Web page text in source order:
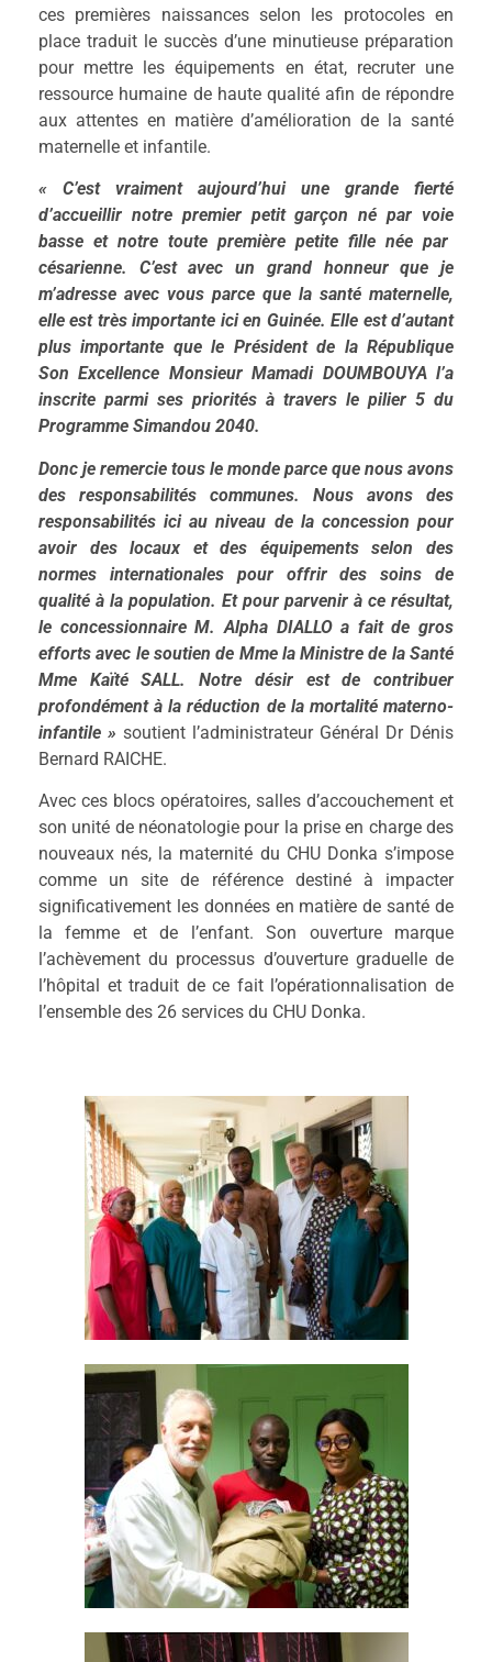
ces premières naissances selon les protocoles en
place traduit le succès d’une minutieuse préparation
pour mettre les équipements en état, recruter une
ressource humaine de haute qualité afin de répondre
aux attentes en matière d’amélioration de la santé
maternelle et infantile.
« C’est vraiment aujourd’hui une grande fierté
d’accueillir notre premier petit garçon né par voie
basse et notre toute première petite fille née par
césarienne. C’estavec un grand honneur que je
m’adresse avec vous parce que la santé maternelle,
elle est très importante ici en Guinée. Elle est d’autant
plus importante que le Président de la République
Son Excellence Monsieur Mamadi DOUMBOUYA l’a
inscrite parmi ses priorités à travers le pilier 5 du
Programme Simandou 2040.
Donc je remercie tous le monde parce que nous avons
des responsabilités communes. Nous avons des
responsabilités ici au niveau de la concession pour
avoir des locaux
et des équipements selon des
normes internationalespour offrir des soins de
qualité à la population. Et pour parvenir à ce résultat,
le concessionnaire M. Alpha DIALLO a fait de gros
efforts avec le soutien de Mme la Ministre de la Santé
Mme Kaïté SALL. Notre désir est de contribuer
profondément à la réduction de la mortalité materno-
infantile » soutient l’administrateur Général Dr Dénis
Bernard RAICHE.
Avec ces blocs opératoires, salles d’accouchement et
son unité de néonatologie pour la prise en charge des
nouveaux nés, la maternité du CHU Donka s’impose
comme un site de référence destiné à impacter
significativement les données en matière de santé de
la femme et de l’enfant. Son ouverture marque
l’achèvement du processus d’ouverture graduelle de
l’hôpital et traduit de ce fait l’opérationnalisation de
l’ensemble des 26 services du CHU Donka.